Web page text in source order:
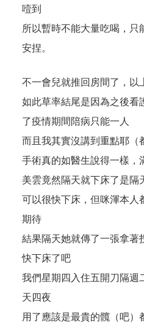
噎到
所以暫時不能大量吃喝，只
安捏。
不一會兒就推回房間了，以
如此草率結尾是因為之後看
了疫情期間陪病只能一人
而且我其實沒講到重點耶（
手術真的如醫生說得一樣，
美雲竟然隔天就下床了是隔
可以很快下床，但咪渾本人
期待
結果隔天她就傳了一張拿著
快下床了吧
我們星期四入住五開刀隔週
天四夜
用了應該是最貴的髖（吧